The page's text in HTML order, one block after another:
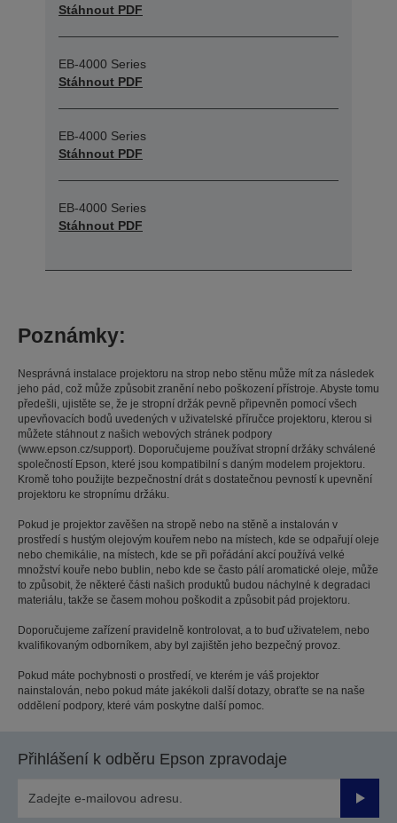
Stáhnout PDF
EB-4000 Series
Stáhnout PDF
EB-4000 Series
Stáhnout PDF
EB-4000 Series
Stáhnout PDF
Poznámky:
Nesprávná instalace projektoru na strop nebo stěnu může mít za následek
jeho pád, což může způsobit zranění nebo poškození přístroje. Abyste tomu
předešli, ujistěte se, že je stropní držák pevně připevněn pomocí všech
upevňovacích bodů uvedených v uživatelské příručce projektoru, kterou si
můžete stáhnout z našich webových stránek podpory
(www.epson.cz/support). Doporučujeme používat stropní držáky schválené
společností Epson, které jsou kompatibilní s daným modelem projektoru.
Kromě toho použijte bezpečnostní drát s dostatečnou pevností k upevnění
projektoru ke stropnímu držáku.
Pokud je projektor zavěšen na stropě nebo na stěně a instalován v
prostředí s hustým olejovým kouřem nebo na místech, kde se odpařují oleje
nebo chemikálie, na místech, kde se při pořádání akcí používá velké
množství kouře nebo bublin, nebo kde se často pálí aromatické oleje, může
to způsobit, že některé části našich produktů budou náchylné k degradaci
materiálu, takže se časem mohou poškodit a způsobit pád projektoru.
Doporučujeme zařízení pravidelně kontrolovat, a to buď uživatelem, nebo
kvalifikovaným odborníkem, aby byl zajištěn jeho bezpečný provoz.
Pokud máte pochybnosti o prostředí, ve kterém je váš projektor
nainstalován, nebo pokud máte jakékoli další dotazy, obraťte se na naše
oddělení podpory, které vám poskytne další pomoc.
Přihlášení k odběru Epson zpravodaje